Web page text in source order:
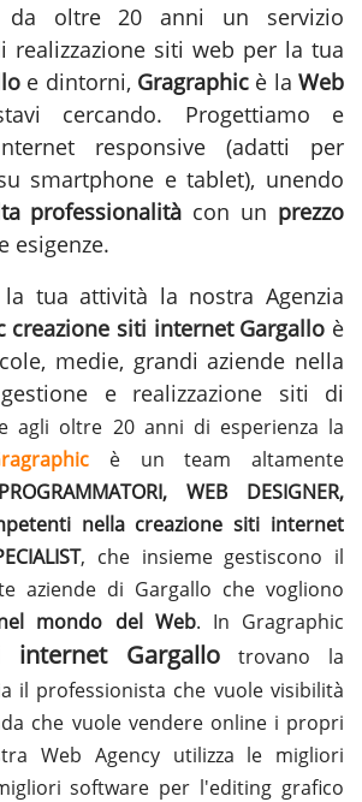
oltre 20 anni un servizio
realizzazione siti web per la tua
e dintorni, Gragraphic è la Web
cercando. Progettiamo e
responsive (adatti per
smartphone e tablet), unendo
professionalità con un prezzo
esigenze.
tua attività la nostra Agenzia
creazione siti internet Gargallo è
medie, grandi aziende nella
e realizzazione siti di
agli oltre 20 anni di esperienza la
è un team altamente
PROGRAMMATORI, WEB DESIGNER,
nella creazione siti internet
, che insieme gestiscono il
aziende di Gargallo che vogliono
mondo del Web. In Gragraphic
internet Gargallo trovano la
il professionista che vuole visibilità
che vuole vendere online i propri
Web Agency utilizza le migliori
software per l'editing grafico